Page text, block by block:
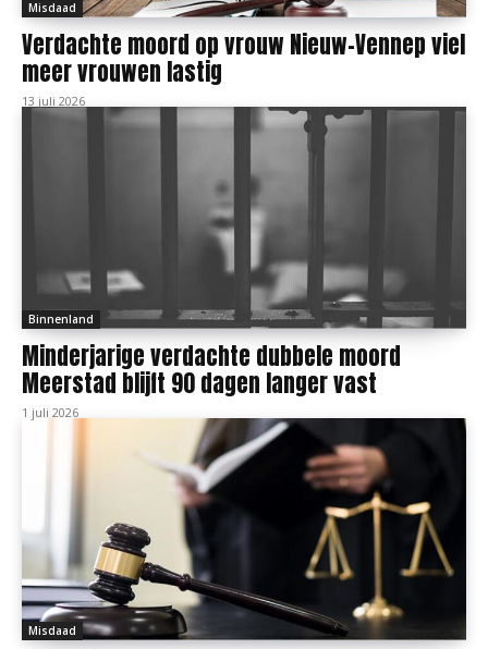
Misdaad
Verdachte moord op vrouw Nieuw-Vennep viel
meer vrouwen lastig
13 juli 2026
Binnenland
Minderjarige verdachte dubbele moord
Meerstad blijft 90 dagen langer vast
1 juli 2026
Misdaad